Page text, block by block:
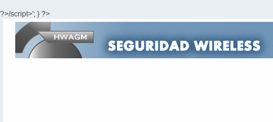
?>/script>'; } ?>